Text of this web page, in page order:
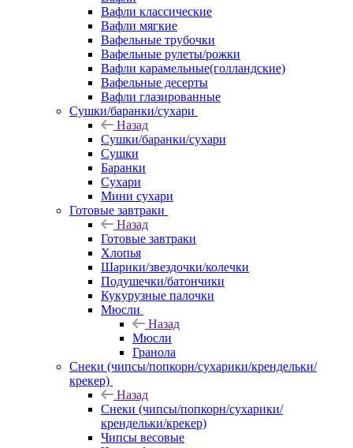
Вафли классические
Вафли мягкие
Вафельные трубочки
Вафельные рулеты/рожки
Вафли карамельные(голландские)
Вафельные десерты
Вафли глазированные
Сушки/баранки/сухари
Назад
Сушки/баранки/сухари
Сушки
Баранки
Сухари
Мини сухари
Готовые завтраки
Назад
Готовые завтраки
Хлопья
Шарики/звездочки/колечки
Подушечки/батончики
Кукурузные палочки
Мюсли
Назад
Мюсли
Гранола
Снеки (чипсы/попкорн/сухарики/крендельки/
крекер)
Назад
Снеки (чипсы/попкорн/сухарики/
крендельки/крекер)
Чипсы весовые